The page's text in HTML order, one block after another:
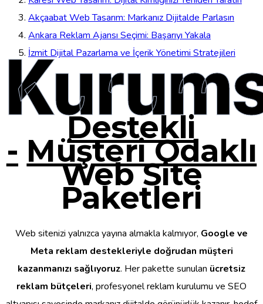
Akçaabat Web Tasarım: Markanız Dijitalde Parlasın
Ankara Reklam Ajansı Seçimi: Başarıyı Yakala
İzmit Dijital Pazarlama ve İçerik Yönetimi Stratejileri
Destekli
- Müşteri Odaklı
Web Site
Paketleri
Web sitenizi yalnızca yayına almakla kalmıyor, Google ve
Meta reklam destekleriyle doğrudan müşteri
kazanmanızı sağlıyoruz. Her pakette sunulan ücretsiz
reklam bütçeleri, profesyonel reklam kurulumu ve SEO